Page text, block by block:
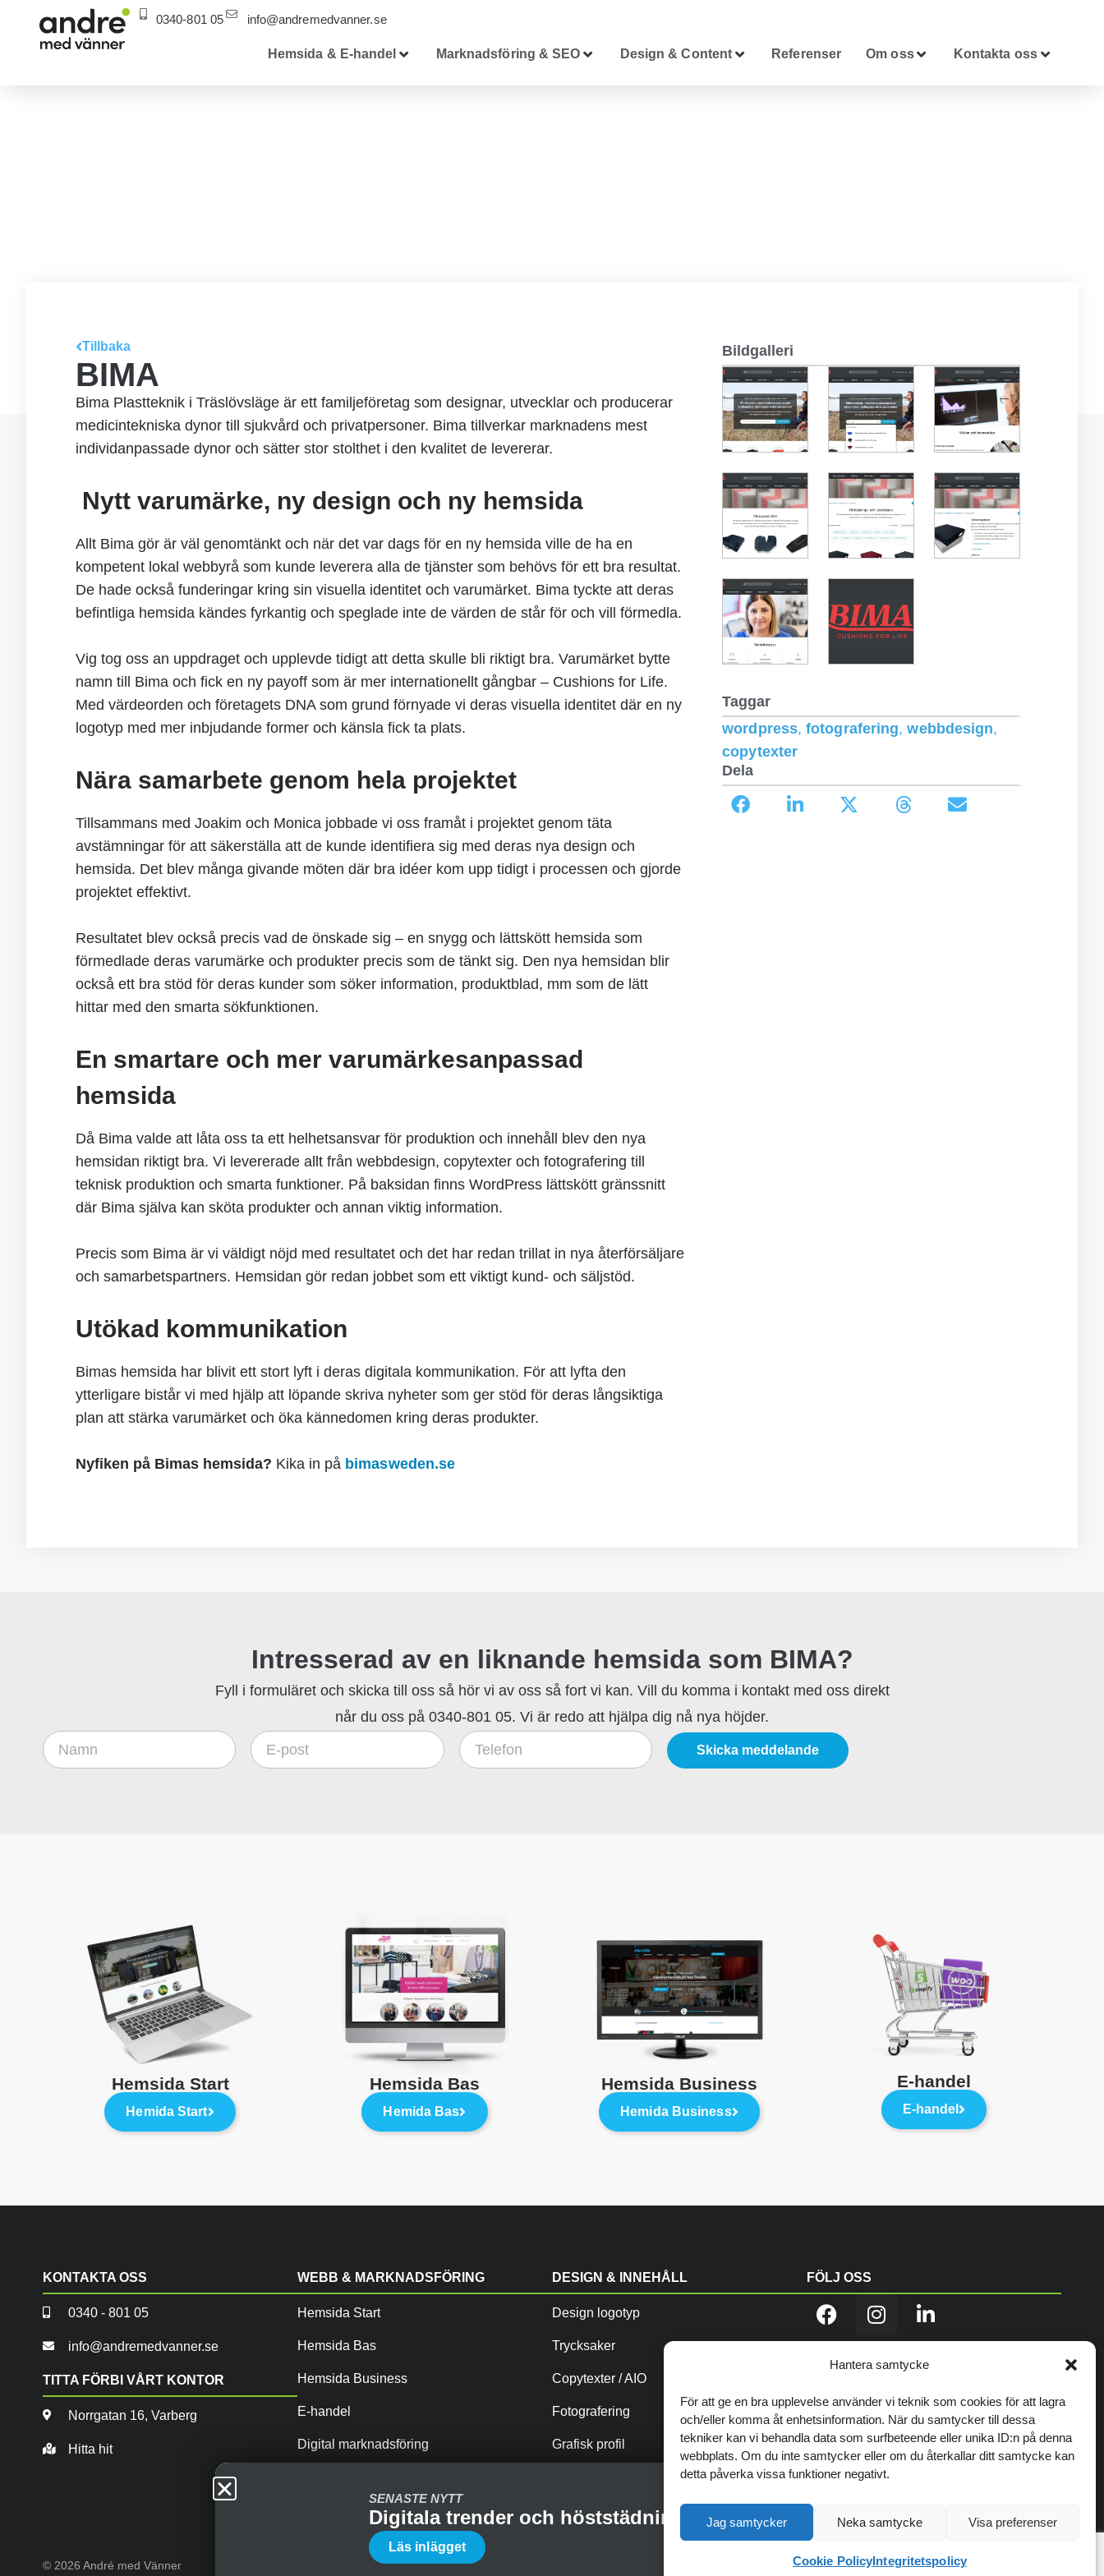
Hantera samtycke
För att ge en bra upplevelse använder vi teknik som cookies för att lagra
och/eller komma åt enhetsinformation. När du samtycker till dessa
tekniker kan vi behandla data som surfbeteende eller unika ID:n på denna
webbplats. Om du inte samtycker eller om du återkallar ditt samtycke kan
detta påverka vissa funktioner negativt.
Jag samtycker Neka samtycke Visa preferenser
Cookie PolicyIntegritetspolicy
0340-801 05 info@andremedvanner.se
Hemsida & E-handel Marknadsföring & SEO Design & Content Referenser Om oss Kontakta oss
Tillbaka
BIMA
Bima Plastteknik i Träslövsläge är ett familjeföretag som designar, utvecklar och producerar
medicintekniska dynor till sjukvård och privatpersoner. Bima tillverkar marknadens mest
individanpassade dynor och sätter stor stolthet i den kvalitet de levererar.
Nytt varumärke, ny design och ny hemsida
Allt Bima gör är väl genomtänkt och när det var dags för en ny hemsida ville de ha en
kompetent lokal webbyrå som kunde leverera alla de tjänster som behövs för ett bra resultat.
De hade också funderingar kring sin visuella identitet och varumärket. Bima tyckte att deras
befintliga hemsida kändes fyrkantig och speglade inte de värden de står för och vill förmedla.
Vig tog oss an uppdraget och upplevde tidigt att detta skulle bli riktigt bra. Varumärket bytte
namn till Bima och fick en ny payoff som är mer internationellt gångbar – Cushions for Life.
Med värdeorden och företagets DNA som grund förnyade vi deras visuella identitet där en ny
logotyp med mer inbjudande former och känsla fick ta plats.
Nära samarbete genom hela projektet
Tillsammans med Joakim och Monica jobbade vi oss framåt i projektet genom täta
avstämningar för att säkerställa att de kunde identifiera sig med deras nya design och
hemsida. Det blev många givande möten där bra idéer kom upp tidigt i processen och gjorde
projektet effektivt.
Resultatet blev också precis vad de önskade sig – en snygg och lättskött hemsida som
förmedlade deras varumärke och produkter precis som de tänkt sig. Den nya hemsidan blir
också ett bra stöd för deras kunder som söker information, produktblad, mm som de lätt
hittar med den smarta sökfunktionen.
En smartare och mer varumärkesanpassad
hemsida
Då Bima valde att låta oss ta ett helhetsansvar för produktion och innehåll blev den nya
hemsidan riktigt bra. Vi levererade allt från webbdesign, copytexter och fotografering till
teknisk produktion och smarta funktioner. På baksidan finns WordPress lättskött gränssnitt
där Bima själva kan sköta produkter och annan viktig information.
Precis som Bima är vi väldigt nöjd med resultatet och det har redan trillat in nya återförsäljare
och samarbetspartners. Hemsidan gör redan jobbet som ett viktigt kund- och säljstöd.
Utökad kommunikation
Bimas hemsida har blivit ett stort lyft i deras digitala kommunikation. För att lyfta den
ytterligare bistår vi med hjälp att löpande skriva nyheter som ger stöd för deras långsiktiga
plan att stärka varumärket och öka kännedomen kring deras produkter.
Nyfiken på Bimas hemsida? Kika in på bimasweden.se
Bildgalleri
Taggar
wordpress,fotografering,webbdesign,
copytexter
Dela
Intresserad av en liknande hemsida som BIMA?
Fyll i formuläret och skicka till oss så hör vi av oss så fort vi kan. Vill du komma i kontakt med oss direkt
når du oss på 0340-801 05. Vi är redo att hjälpa dig nå nya höjder.
Skicka meddelande
Hemsida Start
Hemida Start
Hemsida Bas
Hemida Bas
Hemsida Business
Hemida Business
E-handel
E-handel
KONTAKTA OSS
0340 - 801 05
info@andremedvanner.se
TITTA FÖRBI VÅRT KONTOR
Norrgatan 16, Varberg
Hitta hit
WEBB & MARKNADSFÖRING
Hemsida Start
Hemsida Bas
Hemsida Business
E-handel
Digital marknadsföring
DESIGN & INNEHÅLL
Design logotyp
Trycksaker
Copytexter / AIO
Fotografering
Grafisk profil
FÖLJ OSS
TIPSA ANDRA OM OSS
© 2026 André med Vänner Webbyrå HalmstadWebbyrå Kungsbacka
SENASTE NYTT
Digitala trender och höststädning för din hemsida
Läs inlägget